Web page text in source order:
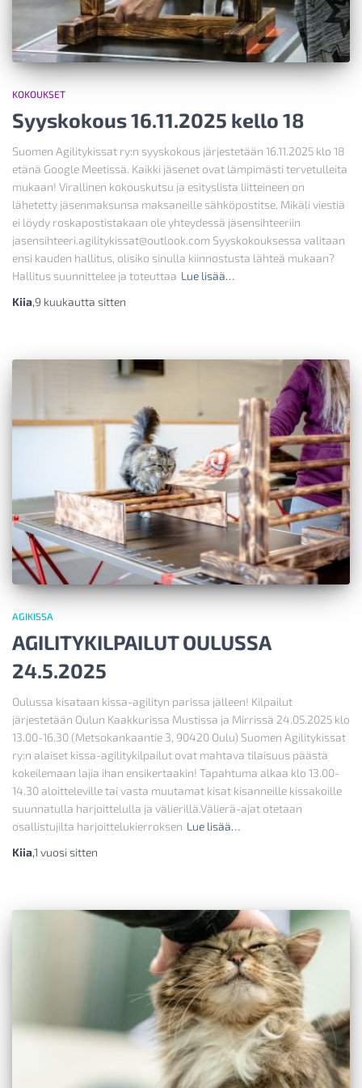
KOKOUKSET
Syyskokous 16.11.2025 kello 18
Suomen Agilitykissat ry:n syyskokous järjestetään 16.11.2025 klo 18
etänä Google Meetissä. Kaikki jäsenet ovat lämpimästi tervetulleita
mukaan! Virallinen kokouskutsu ja esityslista liitteineen on
lähetetty jäsenmaksunsa maksaneille sähköpostitse. Mikäli viestiä
ei löydy roskapostistakaan ole yhteydessä jäsensihteeriin
jasensihteeri.agilitykissat@outlook.com Syyskokouksessa valitaan
ensi kauden hallitus, olisiko sinulla kiinnostusta lähteä mukaan?
Hallitus suunnittelee ja toteuttaa Lue lisää…
Kiia,9 kuukautta sitten
AGIKISSA
AGILITYKILPAILUT OULUSSA
24.5.2025
Oulussa kisataan kissa-agilityn parissa jälleen! Kilpailut
järjestetään Oulun Kaakkurissa Mustissa ja Mirrissä 24.05.2025 klo
13.00-16.30 (Metsokankaantie 3, 90420 Oulu) Suomen Agilitykissat
ry:n alaiset kissa-agilitykilpailut ovat mahtava tilaisuus päästä
kokeilemaan lajia ihan ensikertaakin! Tapahtuma alkaa klo 13.00-
14.30 aloitteleville tai vasta muutamat kisat kisanneille kissakoille
suunnatulla harjoittelulla ja välierillä.Välierä-ajat otetaan
osallistujilta harjoittelukierroksen Lue lisää…
Kiia,1 vuosi sitten